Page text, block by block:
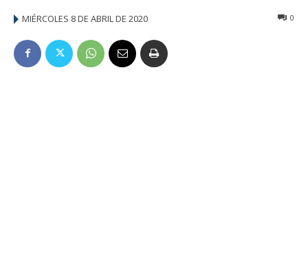
MIÉRCOLES 8 DE ABRIL DE 2020 0